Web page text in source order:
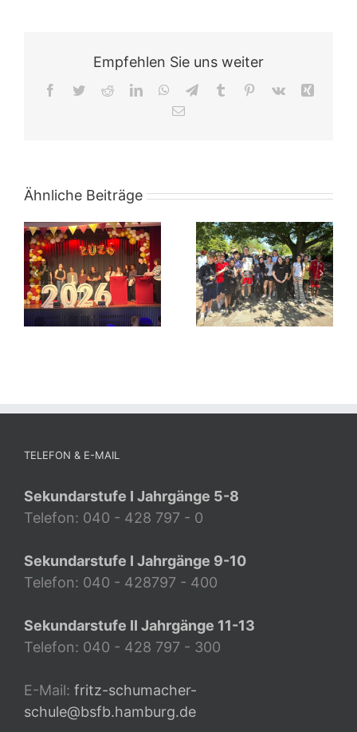
Empfehlen Sie uns weiter
Facebook
TwitterRedditLinkedInWhatsApp
TelegramTumblr Pinterest
Vk
E-
Ähnliche Beiträge
TELEFON & E-MAIL
Sekundarstufe I Jahrgänge 5-8
Telefon: 040 - 428 797 - 0
Sekundarstufe I Jahrgänge 9-10
Telefon: 040 - 428797 - 400
Sekundarstufe II Jahrgänge 11-13
Telefon: 040 - 428 797 - 300
E-Mail: fritz-schumacher-
schule@bsfb.hamburg.de